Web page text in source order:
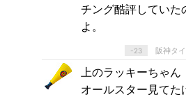
チング酷評していた
よ。
-23 阪神タイ
上のラッキーちゃん
オールスター見てた